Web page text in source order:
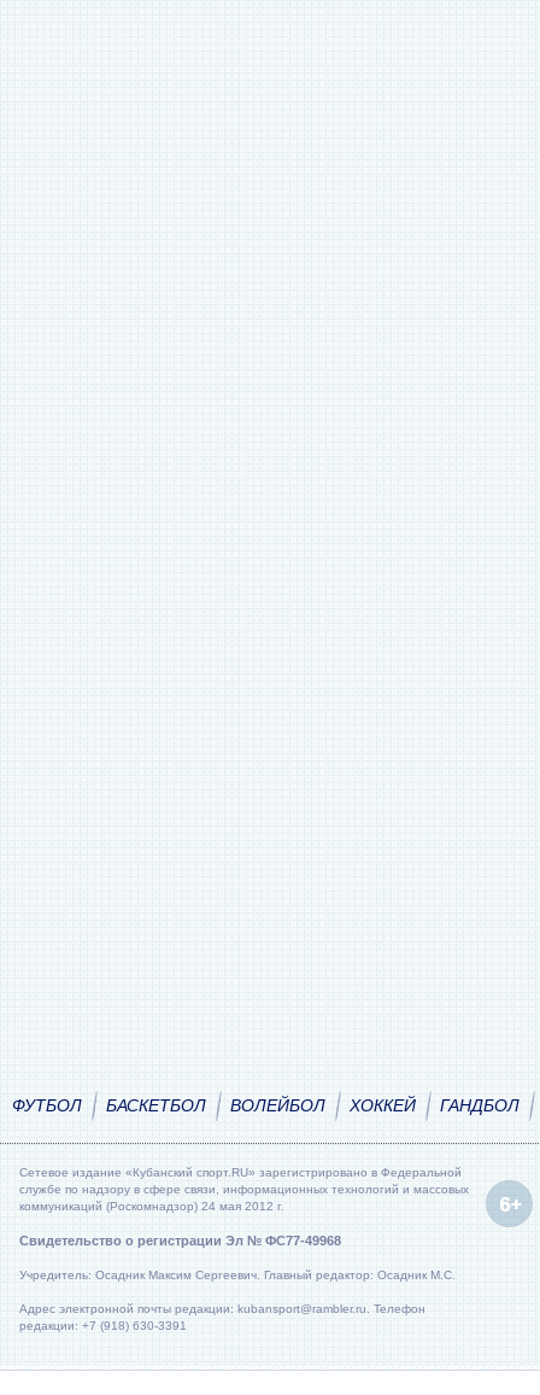
ФУТБОЛ БАСКЕТБОЛ ВОЛЕЙБОЛ ХОККЕЙ ГАНДБОЛ
Сетевое издание «Кубанский спорт.RU» зарегистрировано в Федеральной
службе по надзору в сфере связи, информационных технологий и массовых
коммуникаций (Роскомнадзор) 24 мая 2012 г.
Свидетельство о регистрации Эл № ФС77-49968
Учредитель: Осадник Максим Сергеевич. Главный редактор: Осадник М.С.
Адрес электронной почты редакции: kubansport@rambler.ru. Телефон
редакции: +7 (918) 630-3391